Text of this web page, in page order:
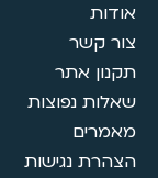
אודות
צור קשר
תקנון אתר
שאלות נפוצות
מאמרים
הצהרת נגישות